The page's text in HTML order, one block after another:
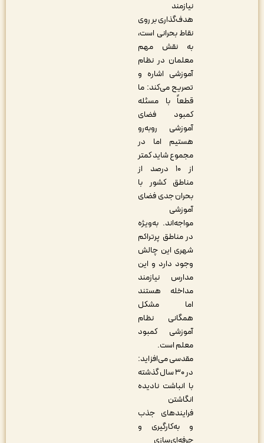
هدف‌گذاری بر روی
نقاط بحرانی است،
به نقش مهم
معلمان در نظام
آموزشی اشاره و
تصریح می‌کند: ما
قطعاً با مسئله
کمبود فضای
آموزشی روبه‌رو
هستیم اما در
مجموع شاید کمتر
از ۱۰ درصد از
مناطق کشور با
بحران جدی فضای
مواجه‌اند. به‌ویژه
در مناطق پرتراکم
شهری این چالش
وجود دارد و این
مدارس نیازمند
مداخله هستند
اما مشکل
همگانی نظام
آموزشی کمبود
معلم است.
مقدسی می‌افزاید:
در ۳۰ سال گذشته
با انباشت نادیده
فرایندهای جذب
و به‌کارگیری و